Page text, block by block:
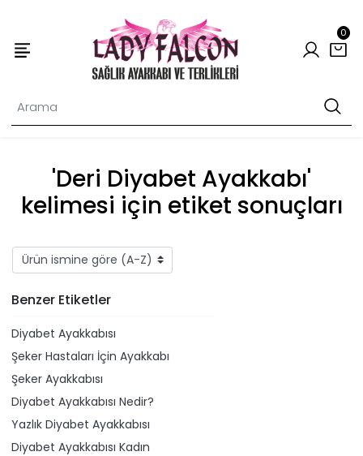
0
'Deri Diyabet Ayakkabı'
kelimesi için etiket sonuçları
Benzer Etiketler
Diyabet Ayakkabısı
Şeker Hastaları İçin Ayakkabı
Şeker Ayakkabısı
Diyabet Ayakkabısı Nedir?
Yazlık Diyabet Ayakkabısı
Diyabet Ayakkabısı Kadın